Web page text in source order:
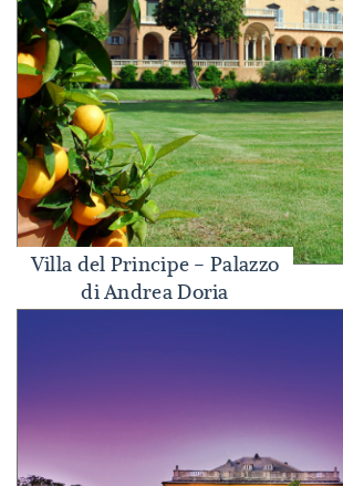
Villa del Principe – Palazzo
di Andrea Doria
Villa del Principe – Palazzo di Andrea Doria